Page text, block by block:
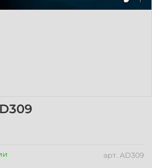
арт. AD309